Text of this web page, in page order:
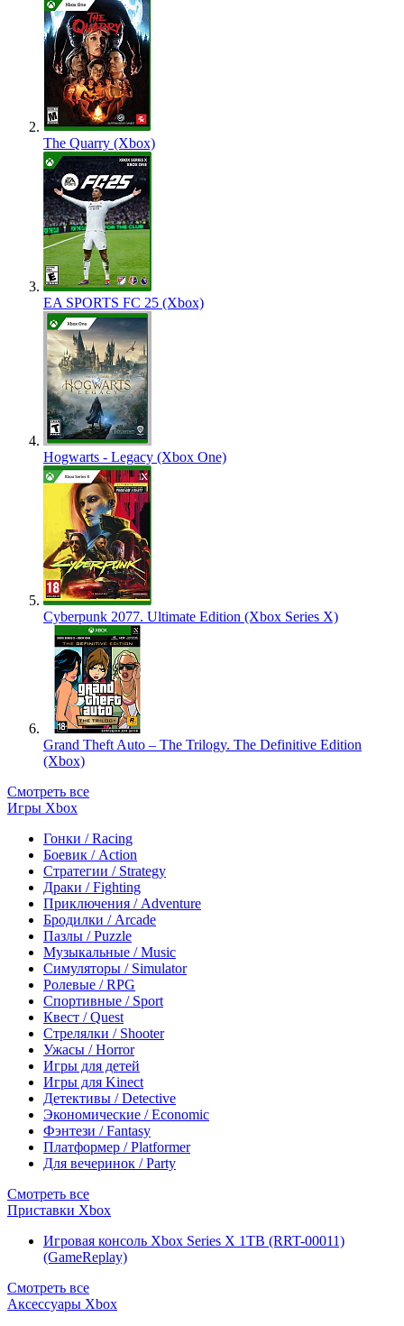
The Quarry (Xbox)
EA SPORTS FC 25 (Xbox)
Hogwarts - Legacy (Xbox One)
Cyberpunk 2077. Ultimate Edition (Xbox Series X)
Grand Theft Auto – The Trilogy. The Definitive Edition
(Xbox)
Смотреть все
Игры Xbox
Гонки / Racing
Боевик / Action
Стратегии / Strategy
Драки / Fighting
Приключения / Adventure
Бродилки / Arcade
Пазлы / Puzzle
Музыкальные / Music
Симуляторы / Simulator
Ролевые / RPG
Спортивные / Sport
Квест / Quest
Стрелялки / Shooter
Ужасы / Horror
Игры для детей
Игры для Kinect
Детективы / Detective
Экономические / Economic
Фэнтези / Fantasy
Платформер / Platformer
Для вечеринок / Party
Смотреть все
Приставки Xbox
Игровая консоль Xbox Series X 1TB (RRT-00011)
(GameReplay)
Смотреть все
Аксессуары Xbox